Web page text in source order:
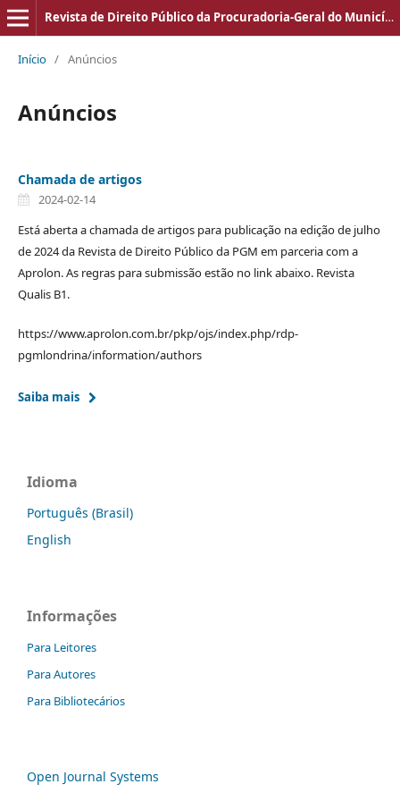
Revista de Direito Público da Procuradoria-Geral do Município de Londrina
Início / Anúncios
Anúncios
Chamada de artigos
2024-02-14
Está aberta a chamada de artigos para publicação na edição de julho
de 2024 da Revista de Direito Público da PGM em parceria com a
Aprolon. As regras para submissão estão no link abaixo. Revista
Qualis B1.
https://www.aprolon.com.br/pkp/ojs/index.php/rdp-
pgmlondrina/information/authors
Saiba mais
Idioma
Português (Brasil)
English
Informações
Para Leitores
Para Autores
Para Bibliotecários
Open Journal Systems